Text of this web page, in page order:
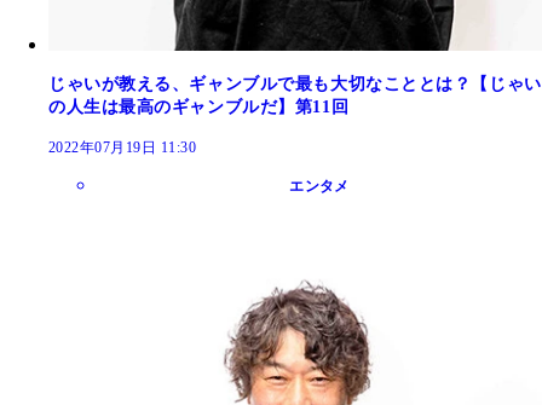
じゃいが教える、ギャンブルで最も大切なこととは？【じゃい
の人生は最高のギャンブルだ】第11回
2022年07月19日 11:30
エンタメ